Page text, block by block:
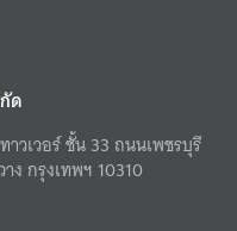
ด
วเวอร์ ชั้น 33 ถนนเพชรบุรี
ง กรุงเทพฯ 10310